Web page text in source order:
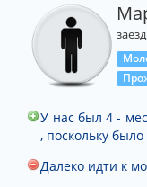
У нас был 4 -
, поскольку
Далеко идти к